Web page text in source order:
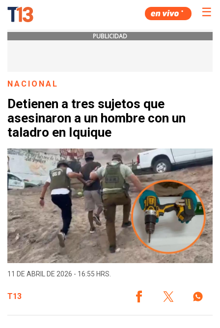
☰
PUBLICIDAD
NACIONAL
Detienen a tres sujetos que
asesinaron a un hombre con un
taladro en Iquique
11 DE ABRIL DE 2026 - 16:55 HRS.
T13